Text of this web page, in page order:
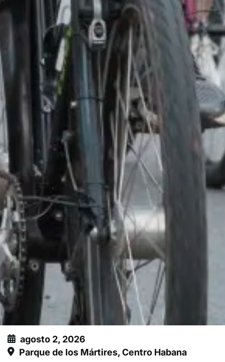
agosto 2, 2026
Parque de los Mártires, Centro Habana